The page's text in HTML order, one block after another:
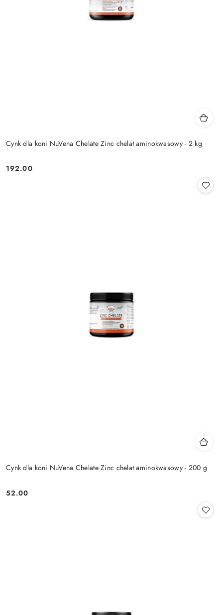
Cynk dla koni NuVena Chelate Zinc chelat aminokwasowy - 2 kg
Cena:
192.00
Cynk dla koni NuVena Chelate Zinc chelat aminokwasowy - 200 g
Cena:
52.00